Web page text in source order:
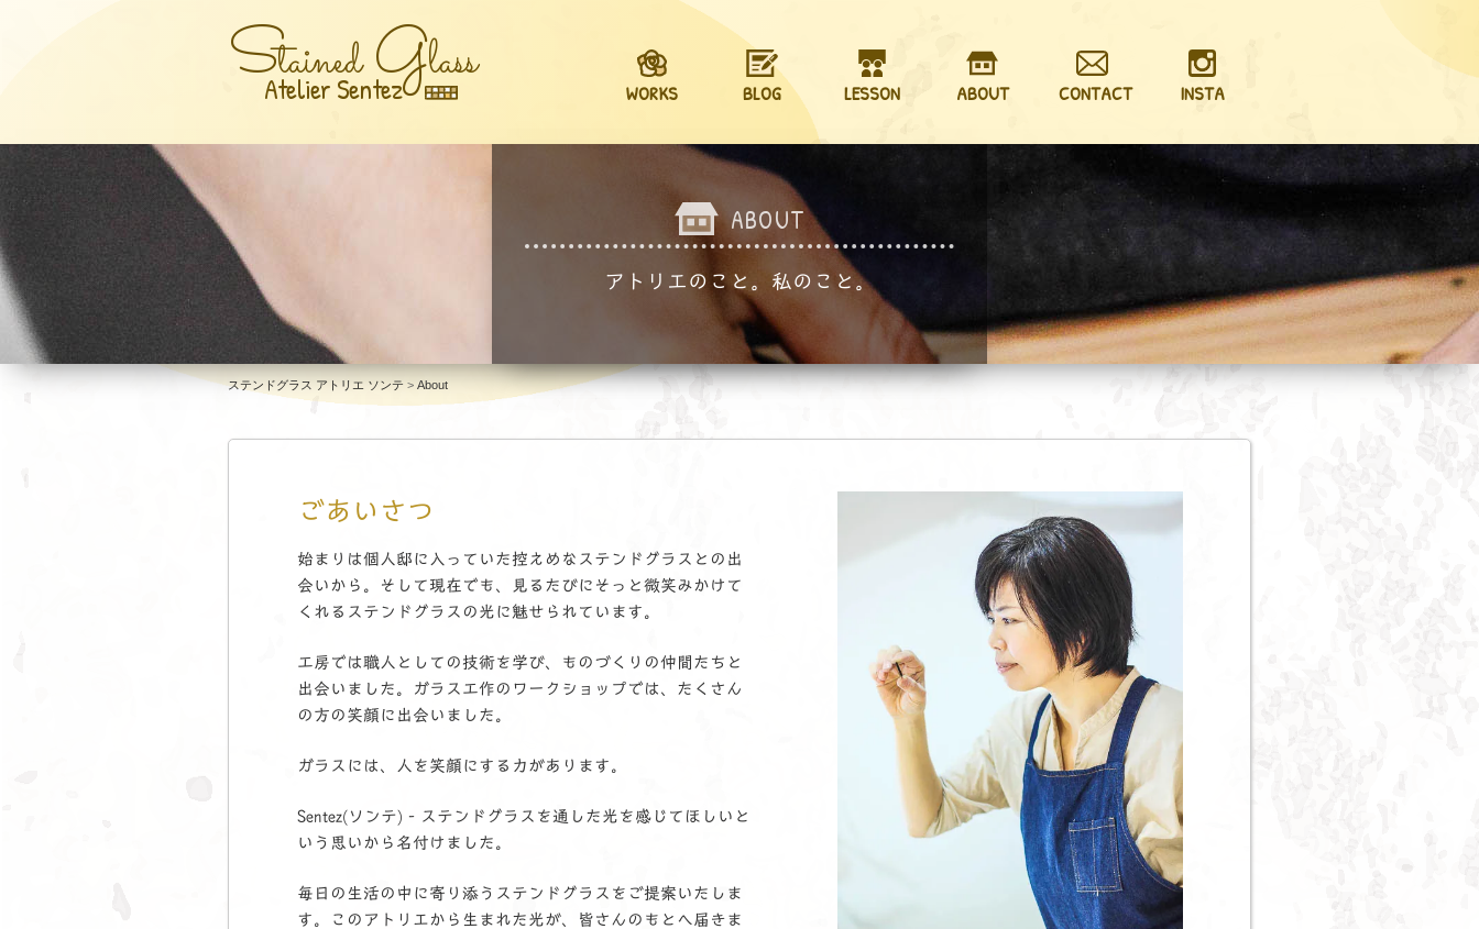
Stained Glass
Atelier Sentez WORKS BLOG LESSON ABOUT CONTACT INSTA
ABOUT
アトリエのこと。私のこと。
ステンドグラス アトリエ ソンテ > About
ごあいさつ
始まりは個人邸に入っていた控えめなステンドグラスとの出
会いから。そして現在でも、見るたびにそっと微笑みかけて
くれるステンドグラスの光に魅せられています。
工房では職人としての技術を学び、ものづくりの仲間たちと
出会いました。ガラス工作のワークショップでは、たくさん
の方の笑顔に出会いました。
ガラスには、人を笑顔にする力があります。
Sentez(ソンテ) - ステンドグラスを通した光を感じてほしいと
いう思いから名付けました。
毎日の生活の中に寄り添うステンドグラスをご提案いたしま
す。このアトリエから生まれた光が、皆さんのもとへ届きま